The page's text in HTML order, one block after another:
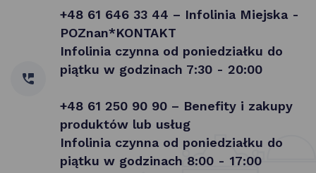
+48 61 646 33 44 – Infolinia Miejska -
POZnan*KONTAKT
Infolinia czynna od poniedziałku do
piątku w godzinach 7:30 - 20:00
+48 61 250 90 90 – Benefity i zakupy
produktów lub usług
Infolinia czynna od poniedziałku do
piątku w godzinach 8:00 - 17:00